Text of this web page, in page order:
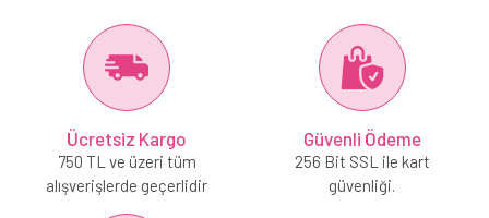
Ücretsiz Kargo
750 TL ve üzeri tüm
alışverişlerde geçerlidir
Güvenli Ödeme
256 Bit SSL ile kart
güvenliği.